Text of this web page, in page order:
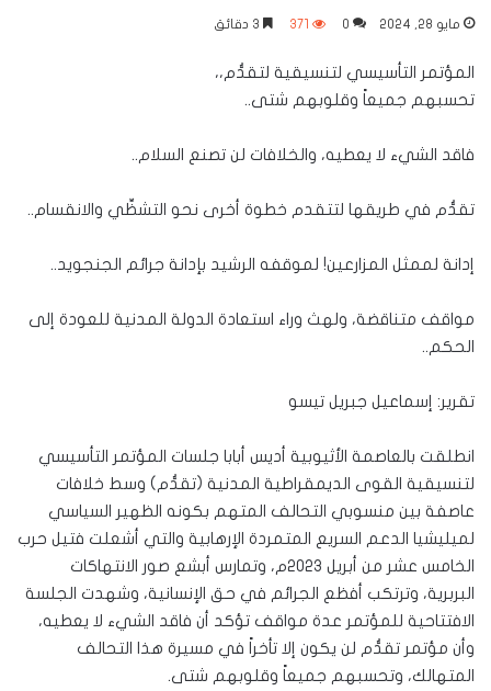
مايو 28, 2024 0
371
المؤتمر التأسيسي لتنسيقية لتقدُّم،،
تحسبهم جميعاً وقلوبهم شتى..
فاقد الشيء لا يعطيه، والخلافات لن تصنع السلام..
تقدُّم في طريقها لتتقدم خطوة أخرى نحو التشظِّي والانقسام..
إدانة لممثل المزارعين! لموقفه الرشيد بإدانة جرائم الجنجويد..
مواقف متناقضة، ولهث وراء استعادة الدولة المدنية للعودة إلى
الحكم..
تقرير: إسماعيل جبريل تيسو
انطلقت بالعاصمة الأثيوبية أديس أبابا جلسات المؤتمر التأسيسي
لتنسيقية القوى الديمقراطية المدنية (تقدُّم) وسط خلافات
عاصفة بين منسوبي التحالف المتهم بكونه الظهير السياسي
لميليشيا الدعم السريع المتمردة الإرهابية والتي أشعلت فتيل حرب
الخامس عشر من أبريل ٢٠٢٣م، وتمارس أبشع صور الانتهاكات
البربرية، وترتكب أفظع الجرائم في حق الإنسانية، وشهدت الجلسة
الافتتاحية للمؤتمر عدة مواقف تؤكد أن فاقد الشيء لا يعطيه،
وأن مؤتمر تقدُّم لن يكون إلا تأخراً في مسيرة هذا التحالف
المتهالك، وتحسبهم جميعاً وقلوبهم شتى.